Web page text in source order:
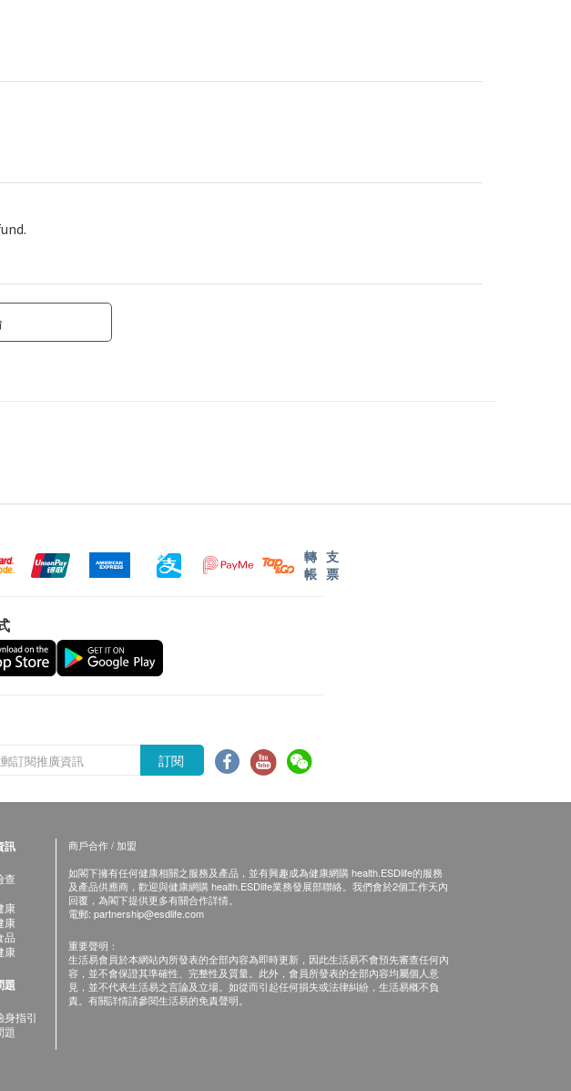
fund.
轉
帳
支
票
訂閱
訊
查
康
康
品
康
題
身指引
題
商戶合作 / 加盟
如閣下擁有任何健康相關之服務及產品，並有興趣成為健康網購 health.ESDlife的服務
及產品供應商，歡迎與健康網購 health.ESDlife業務發展部聯絡。我們會於2個工作天內
回覆，為閣下提供更多有關合作詳情。
電郵: partnership@esdlife.com
重要聲明：
生活易會員於本網站內所發表的全部內容為即時更新，因此生活易不會預先審查任何內
容，並不會保證其準確性、完整性及質量。此外，會員所發表的全部內容均屬個人意
見，並不代表生活易之言論及立場。如從而引起任何損失或法律糾紛，生活易概不負
責。有關詳情請參閱生活易的免責聲明。